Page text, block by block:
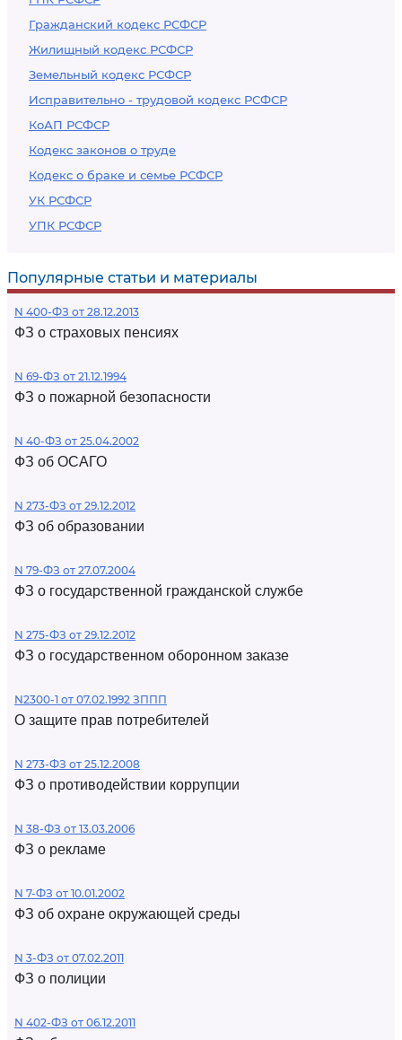
Гражданский кодекс РСФСР
Жилищный кодекс РСФСР
Земельный кодекс РСФСР
Исправительно - трудовой кодекс РСФСР
КоАП РСФСР
Кодекс законов о труде
Кодекс о браке и семье РСФСР
УК РСФСР
УПК РСФСР
Популярные статьи и материалы
N 400-ФЗ от 28.12.2013
ФЗ о страховых пенсиях
N 69-ФЗ от 21.12.1994
ФЗ о пожарной безопасности
N 40-ФЗ от 25.04.2002
ФЗ об ОСАГО
N 273-ФЗ от 29.12.2012
ФЗ об образовании
N 79-ФЗ от 27.07.2004
ФЗ о государственной гражданской службе
N 275-ФЗ от 29.12.2012
ФЗ о государственном оборонном заказе
N2300-1 от 07.02.1992 ЗППП
О защите прав потребителей
N 273-ФЗ от 25.12.2008
ФЗ о противодействии коррупции
N 38-ФЗ от 13.03.2006
ФЗ о рекламе
N 7-ФЗ от 10.01.2002
ФЗ об охране окружающей среды
N 3-ФЗ от 07.02.2011
ФЗ о полиции
N 402-ФЗ от 06.12.2011